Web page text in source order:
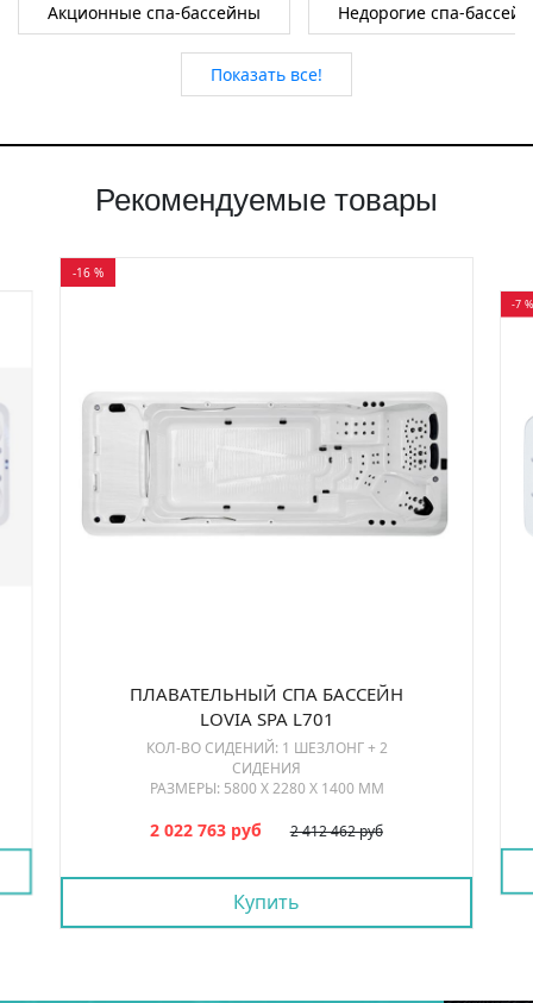
Акционные спа-бассейны Недорогие спа-
Показать все!
Рекомендуемые товары
-16 %
ПЛАВАТЕЛЬНЫЙ СПА БАССЕЙН
LOVIA SPA L701
КОЛ-ВО СИДЕНИЙ: 1 ШЕЗЛОНГ + 2
СИДЕНИЯ
РАЗМЕРЫ: 5800 Х 2280 Х 1400 ММ
2 412 462 руб
2 022 763 руб
Купить
-7 %